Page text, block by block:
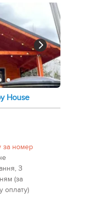
House
за номер
З
(за
оплату)